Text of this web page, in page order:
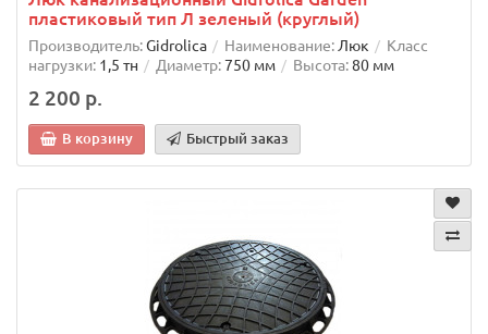
пластиковый тип Л зеленый (круглый)
Производитель:Gidrolica Наименование: Люк
Класс
нагрузки: 1,5 тн Диаметр:750 мм Высота:80 мм
2 200 р.
В корзину Быстрый заказ